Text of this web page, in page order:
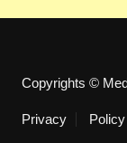
Copyrights ©
Privacy Policy